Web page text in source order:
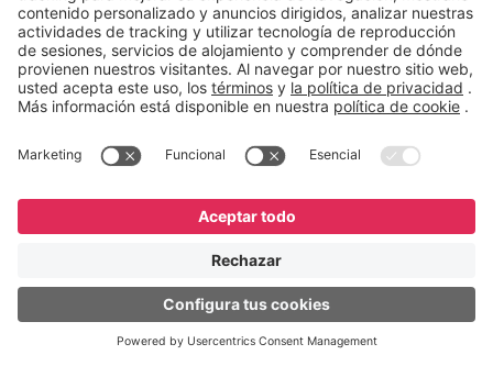
Eduardo Ribeiro
CEO
“Con GeneXus desarrollamos una
acompañar todas las etapas de la
verificar, analizar, reacondicionar y
garantizando calidad y reduciendo
costos”.